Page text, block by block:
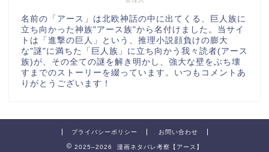
名前の「アース」は北欧神話の中に出てくる、巨人族に
立ち向かった神族"アース族"から名付けました。当サイ
トは「進撃の巨人」という、推理小説顔負けの膨大
な"謎"に満ちた「巨人族」に立ち向かう我々読者(アース
族)が、その全ての謎を解き明かし、強大な壁をぶち壊
すまでのストーリーを綴っています。いつもコメントあ
りがとうございます！
プライバシーポリシー お問い合わせ
2025–2026 漫画ネタバレ考察【アース】